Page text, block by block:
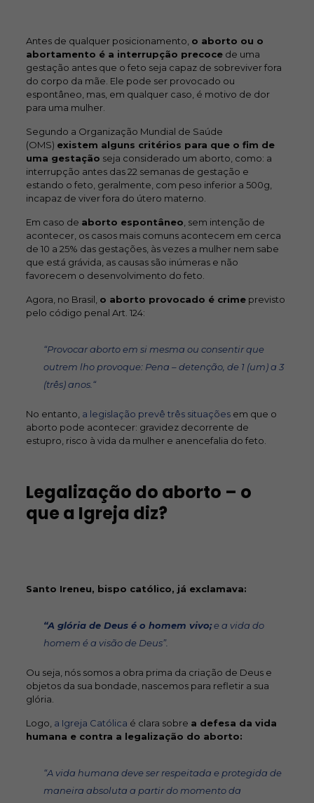
Antes de qualquer posicionamento, o aborto ou o
abortamento é a interrupção precocede uma
gestação antes que o feto seja capaz de sobreviver fora
do corpo da mãe. Ele pode ser provocado ou
espontâneo, mas, em qualquer caso, é motivo de dor
para uma mulher.
Segundo a Organização Mundial de Saúde
(OMS) existem alguns critérios para que o fim de
uma gestação seja considerado um aborto, como: a
interrupção antes das 22 semanas de gestação e
estando o feto, geralmente, com peso inferior a 500g,
incapaz de viver fora do útero materno.
Em caso de aborto espontâneo , sem intenção de
acontecer, os casos mais comuns acontecem em cerca
de 10 a 25% das gestações, às vezes a mulher nem sabe
que está grávida, as causas são inúmeras e não
favorecem o desenvolvimento do feto.
Agora, no Brasil, o aborto provocado é crimeprevisto
pelo código penal Art. 124:
“Provocar aborto em si mesma ou consentir que
outrem lho provoque: Pena – detenção, de 1 (um) a 3
(três) anos. “
No entanto, a legislação prevê três situaçõesem que o
aborto pode acontecer: gravidez decorrente de
estupro, risco à vida da mulher e anencefalia do feto.
Legalização do aborto – o
que a Igreja diz?
Santo Ireneu, bispo católico, já exclamava:
“A glória de Deus é o homem vivo;e a vida do
homem é a visão de Deus”.
Ou seja, nós somos a obra prima da criação de Deus e
objetos da sua bondade, nascemos para refletir a sua
glória.
Logo, a Igreja Católica é clara sobre a defesa da vida
humana e contra a legalização do aborto:
“A vida humana deve ser respeitada e protegida de
maneira absoluta a partir do momento da